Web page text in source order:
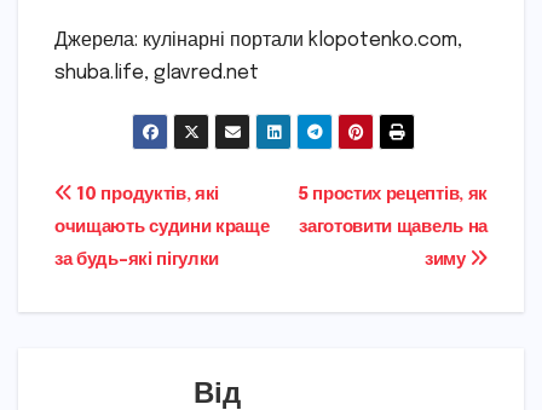
Джерела: кулінарні портали klopotenko.com,
shuba.life, glavred.net
Навігація
записів
5 простих рецептів, як
заготовити щавель на
зиму
10 продуктів, які
очищають судини краще
за будь-які пігулки
Від